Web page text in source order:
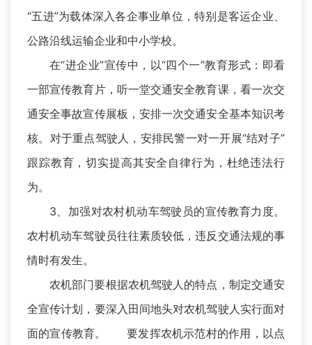
“五进”为载体深入各企事业单位，特别是客运企业、
公路沿线运输企业和中小学校。
在“进企业”宣传中，以“四个一”教育形式：即看
一部宣传教育片，听一堂交通安全教育课，看一次交
通安全事故宣传展板，安排一次交通安全基本知识考
核。对于重点驾驶人，安排民警一对一开展“结对子”
跟踪教育，切实提高其安全自律行为，杜绝违法行
为。
3、加强对农村机动车驾驶员的宣传教育力度。
农村机动车驾驶员往往素质较低，违反交通法规的事
情时有发生。
农机部门要根据农机驾驶人的特点，制定交通安
全宣传计划，要深入田间地头对农机驾驶人实行面对
面的宣传教育。 要发挥农机示范村的作用，以点